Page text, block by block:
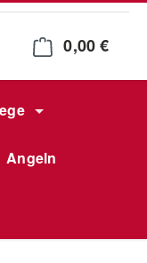
0,00 €
Angeln